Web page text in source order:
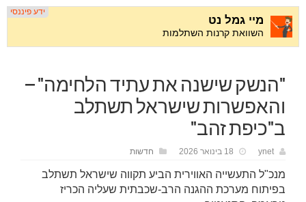
"הנשק שישנה את עתיד הלחימה" –
והאפשרות שישראל תשתלב
ב"כיפת זהב"
ynet 18 בינואר 2026 חדשות
מנכ"ל התעשייה האווירית הביע תקווה שישראל תשתלב
בפיתוח מערכת ההגנה הרב-שכבתית שעליה הכריז